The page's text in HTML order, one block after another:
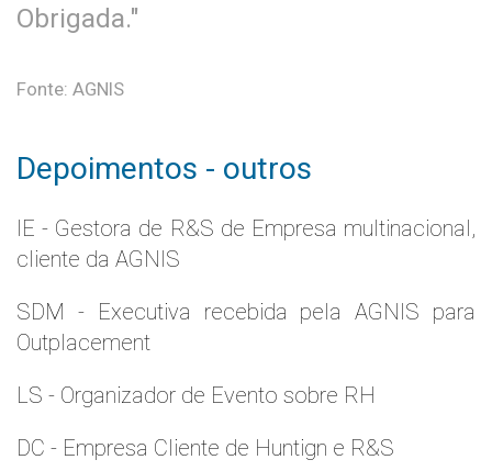
Obrigada."
Fonte: AGNIS
Depoimentos - outros
IE - Gestora de R&S de Empresa multinacional,
cliente da AGNIS
SDM - Executiva recebida pela AGNIS para
Outplacement
LS - Organizador de Evento sobre RH
DC - Empresa Cliente de Huntign e R&S